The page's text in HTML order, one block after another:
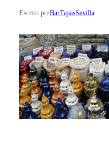
Escrito porBarTapasSevilla